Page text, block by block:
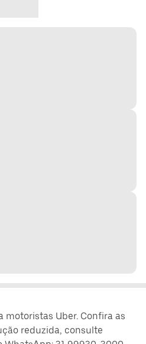
motoristas Uber. Confira as
reduzida, consulte